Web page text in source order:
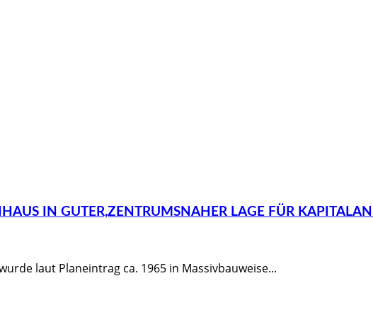
IN GUTER,ZENTRUMSNAHER LAGE FÜR
laut Planeintrag ca. 1965 in Massivbauweise...